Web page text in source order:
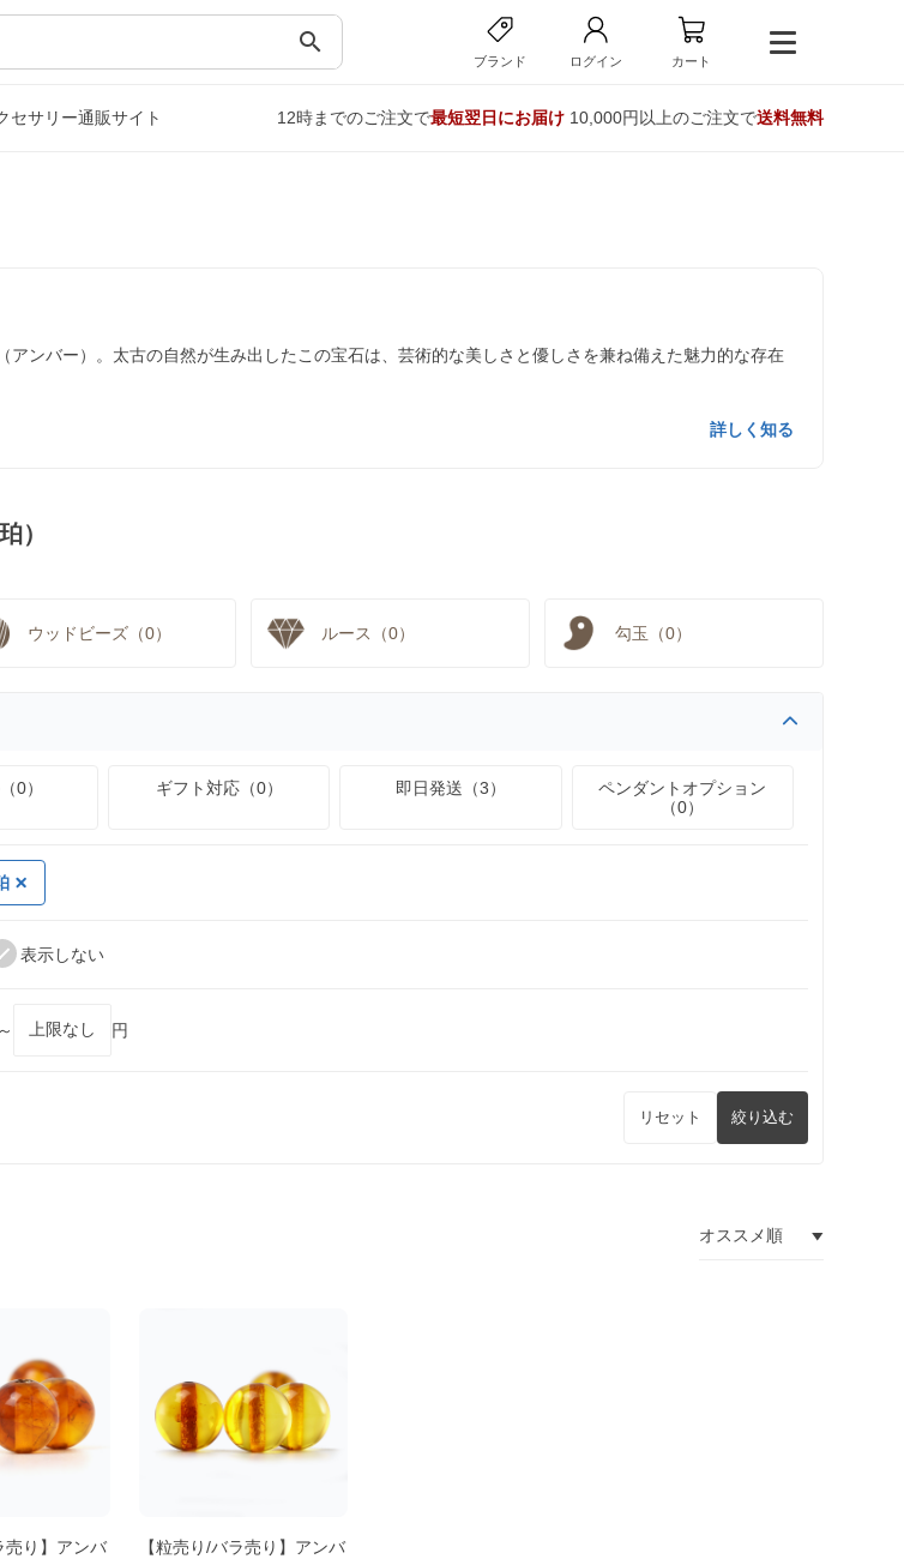
search
ブランド ログイン カート
セサリー通販サイト 12時までのご注文で最短翌日にお届け10,000円以上のご注文で送料無料
アンバー）。太古の自然が生み出したこの宝石は、芸術的な美しさと優しさを兼ね備えた魅力的な存在
詳しく知る
）
ウッドビーズ（0） ルース（0） 勾玉（0）
0） ギフト対応（0） 即日発送（3）
ペンダントオプション
（0）
表示しない
円
リセット 絞り込む
売り】アンバ
【粒売り/バラ売り】アンバ